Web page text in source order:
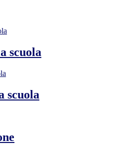
scuola
scuola